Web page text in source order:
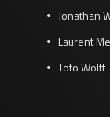
Jonathan
Laurent
Toto Wolff